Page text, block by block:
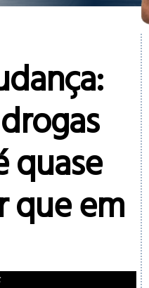
quase
que em